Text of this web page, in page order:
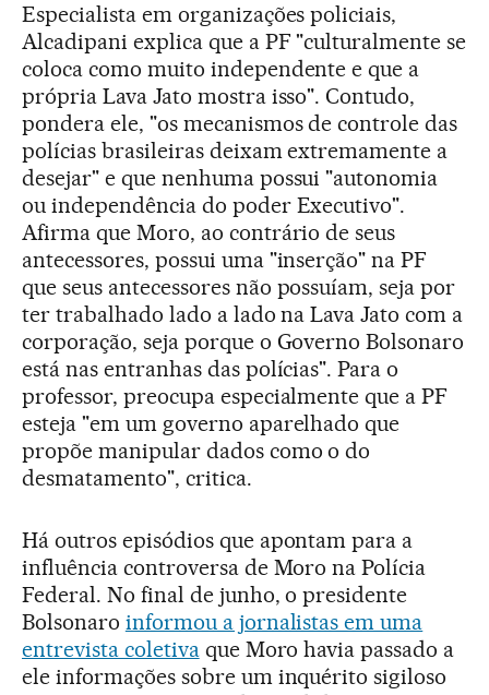
Especialista em organizações policiais,
Alcadipani explica que a PF "culturalmente se
coloca como muito independente e que a
própria Lava Jato mostra isso". Contudo,
pondera ele, "os mecanismos de controle das
polícias brasileiras deixam extremamente a
desejar" e que nenhuma possui "autonomia
ou independência do poder Executivo".
Afirma que Moro, ao contrário de seus
antecessores, possui uma "inserção" na PF
que seus antecessores não possuíam, seja por
ter trabalhado lado a lado na Lava Jato com a
corporação, seja porque o Governo Bolsonaro
está nas entranhas das polícias". Para o
professor, preocupa especialmente que a PF
esteja "em um governo aparelhado que
propõe manipular dados como o do
desmatamento", critica.
Há outros episódios que apontam para a
influência controversa de Moro na Polícia
Federal. No final de junho, o presidente
Bolsonaro informou a jornalistas em uma
entrevista coletivaque Moro havia passado a
ele informações sobre um inquérito sigiloso